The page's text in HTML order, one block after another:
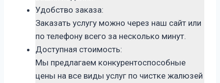
Удобство заказа:
Заказать услугу можно через наш сайт или
по телефону всего за несколько минут.
Доступная стоимость:
Мы предлагаем конкурентоспособные
цены на все виды услуг по чистке жалюзей